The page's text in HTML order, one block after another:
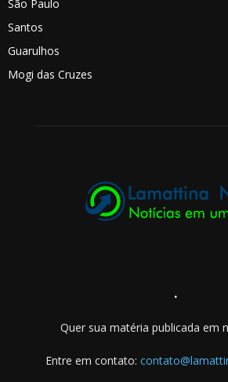
São Paulo
Santos
Guarulhos
Mogi das Cruzes
.
Quer sua matéria publicada em
Entre em contato: